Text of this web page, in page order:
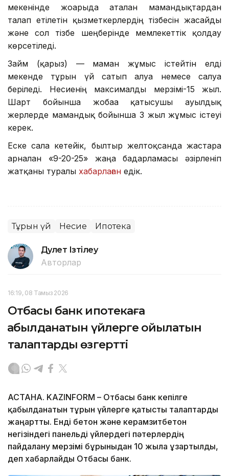
мекенінде жоғарыда аталған мамандықтардан
талап етілетін қызметкерлердің тізбесін жасайды
және сол тізбе шеңберінде мемлекеттік қолдау
көрсетіледі.
Займ (қарыз) — маман жұмыс істейтін елді
мекенде тұрғын үй сатып алуға немесе салуға
беріледі. Несиенің максималды мерзімі-15 жыл.
Шарт бойынша жобаға қатысушы ауылдық
жерлерде мамандық бойынша 3 жыл жұмыс істеуі
керек.
Еске сала кетейік, былтыр желтоқсанда жастарға
арналған «9-20-25» жаңа бағдарламасы әзірленіп
жатқаны туралы хабарлаған едік.
Тұрғын үй Несие Ипотека
Дәулет Ізтілеу
Авторлар
16:19, 08 Тамыз 2026
Отбасы банк ипотекаға
қабылданатын үйлерге қойылатын
талаптарды өзгертті
АСТАНА. KAZINFORM – Отбасы банк кепілге
қабылданатын тұрғын үйлерге қатысты талаптарды
жаңартты. Енді бетон және керамзитбетон
негізіндегі панельді үйлердегі пәтерлердің
пайдалану мерзімі бұрынғыдан 10 жылға ұзартылды,
деп хабарлайды Отбасы банк.